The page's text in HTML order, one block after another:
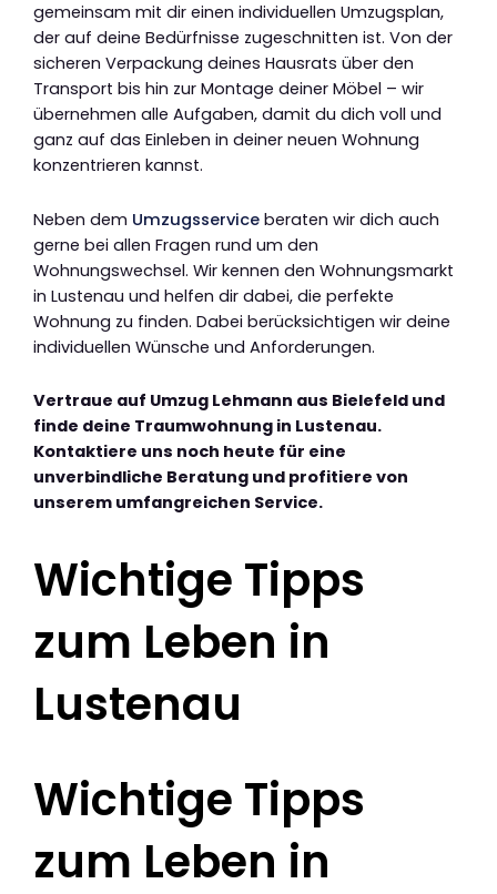
gemeinsam mit dir einen individuellen Umzugsplan,
der auf deine Bedürfnisse zugeschnitten ist. Von der
sicheren Verpackung deines Hausrats über den
Transport bis hin zur Montage deiner Möbel – wir
übernehmen alle Aufgaben, damit du dich voll und
ganz auf das Einleben in deiner neuen Wohnung
konzentrieren kannst.
Neben dem Umzugsservice beraten wir dich auch
gerne bei allen Fragen rund um den
Wohnungswechsel. Wir kennen den Wohnungsmarkt
in Lustenau und helfen dir dabei, die perfekte
Wohnung zu finden. Dabei berücksichtigen wir deine
individuellen Wünsche und Anforderungen.
Vertraue auf Umzug Lehmann aus Bielefeld und
finde deine Traumwohnung in Lustenau.
Kontaktiere uns noch heute für eine
unverbindliche Beratung und profitiere von
unserem umfangreichen Service.
Wichtige Tipps
zum Leben in
Lustenau
Wichtige Tipps
zum Leben in